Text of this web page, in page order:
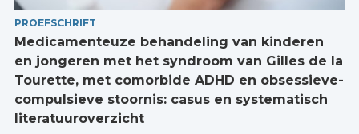
PROEFSCHRIFT
Medicamenteuze behandeling van kinderen
en jongeren met het syndroom van Gilles de la
Tourette, met comorbide ADHD en obsessieve-
compulsieve stoornis: casus en systematisch
literatuuroverzicht